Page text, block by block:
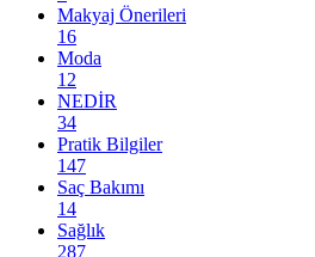
Makyaj Önerileri
16
Moda
12
NEDİR
34
Pratik Bilgiler
147
Saç Bakımı
14
Sağlık
287